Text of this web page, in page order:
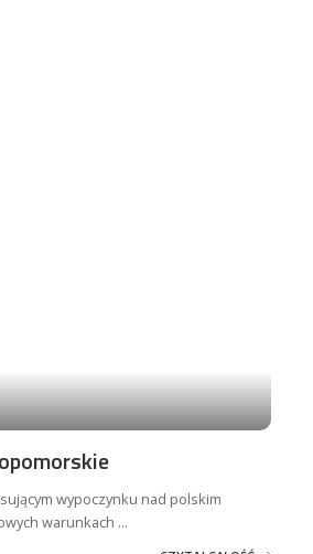
wypoczynku nad polskim
warunkach ...